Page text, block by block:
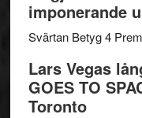
imponerande
Svärtan Betyg 4
Lars Vegas
GOES TO
Toronto